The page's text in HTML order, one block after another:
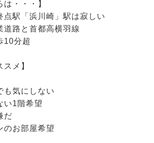
は・・・】
点駅「浜川崎」駅は寂しい
道路と首都高横羽線
10分超
スメ】
も気にしない
い1階希望
だ
のお部屋希望